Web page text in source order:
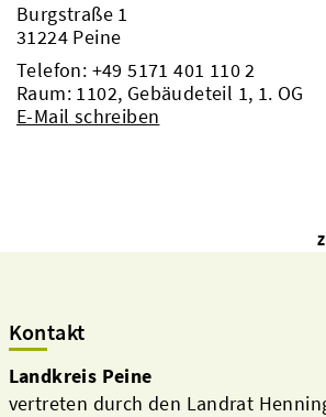
Burgstraße 1
31224 Peine
Telefon: +49 5171 401 110 2
Raum: 1102, Gebäudeteil 1, 1. OG
E-Mail schreiben
Kontakt
Landkreis Peine
vertreten durch den Landrat